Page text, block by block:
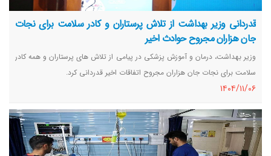
قدردانی وزیر بهداشت از تلاش پرستاران و کادر سلامت برای نجات
جان هزاران مجروح حوادث اخیر
وزیر بهداشت، درمان و آموزش پزشکی در پیامی از تلاش های پرستاران و همه کادر
سلامت برای نجات جان هزاران مجروح اتفاقات اخیر قدردانی کرد.
١٤٠٤/١١/٠٦